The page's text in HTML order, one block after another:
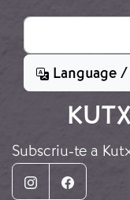
Cerca
Language
Subscriu-te a
InstagramFacebook